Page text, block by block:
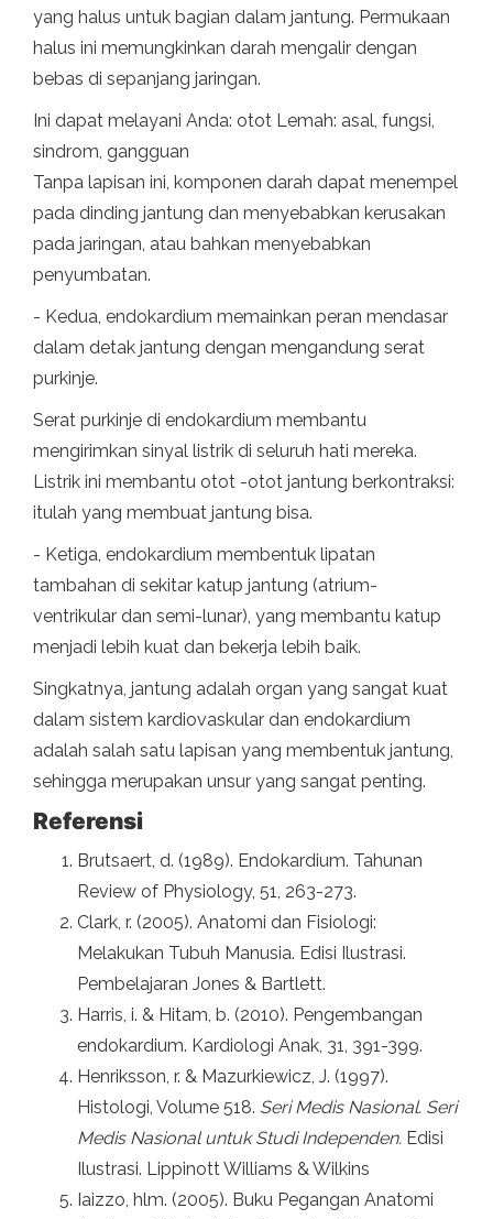
yang halus untuk bagian dalam jantung. Permukaan
halus ini memungkinkan darah mengalir dengan
bebas di sepanjang jaringan.
Ini dapat melayani Anda: otot Lemah: asal, fungsi,
sindrom, gangguan
Tanpa lapisan ini, komponen darah dapat menempel
pada dinding jantung dan menyebabkan kerusakan
pada jaringan, atau bahkan menyebabkan
penyumbatan.
- Kedua, endokardium memainkan peran mendasar
dalam detak jantung dengan mengandung serat
purkinje.
Serat purkinje di endokardium membantu
mengirimkan sinyal listrik di seluruh hati mereka.
Listrik ini membantu otot -otot jantung berkontraksi:
itulah yang membuat jantung bisa.
- Ketiga, endokardium membentuk lipatan
tambahan di sekitar katup jantung (atrium-
ventrikular dan semi-lunar), yang membantu katup
menjadi lebih kuat dan bekerja lebih baik.
Singkatnya, jantung adalah organ yang sangat kuat
dalam sistem kardiovaskular dan endokardium
adalah salah satu lapisan yang membentuk jantung,
sehingga merupakan unsur yang sangat penting.
Referensi
Brutsaert, d. (1989). Endokardium. Tahunan
Review of Physiology, 51, 263-273.
Clark, r. (2005). Anatomi dan Fisiologi:
Melakukan Tubuh Manusia. Edisi Ilustrasi.
Pembelajaran Jones & Bartlett.
Harris, i. & Hitam, b. (2010). Pengembangan
endokardium. Kardiologi Anak, 31, 391-399.
Henriksson, r. & Mazurkiewicz, J. (1997).
Histologi, Volume 518. Seri Medis Nasional. Seri
Medis Nasional untuk Studi Independen. Edisi
Ilustrasi. Lippinott Williams & Wilkins
Iaizzo, hlm. (2005). Buku Pegangan Anatomi